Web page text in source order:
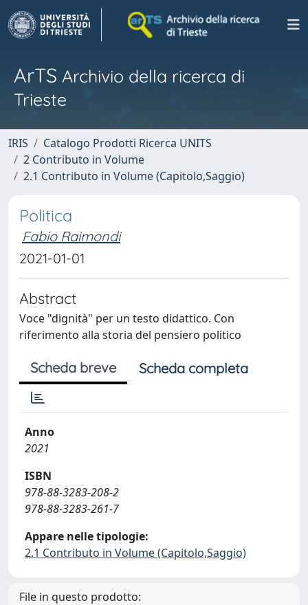
ArTS Archivio della ricerca di
Trieste
IRIS
Catalogo Prodotti Ricerca UNITS
2 Contributo in Volume
2.1 Contributo in Volume (Capitolo,Saggio)
Politica
Fabio Raimondi
2021-01-01
Abstract
Voce "dignità" per un testo didattico. Con
riferimento alla storia del pensiero politico
Scheda breve Scheda completa
Anno
2021
ISBN
978-88-3283-208-2
978-88-3283-261-7
Appare nelle tipologie:
2.1 Contributo in Volume (Capitolo,Saggio)
File in questo prodotto: